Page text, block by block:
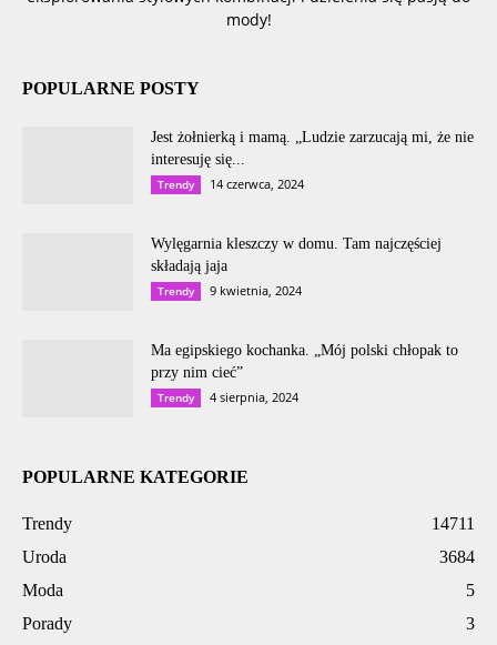
mody!
POPULARNE POSTY
Jest żołnierką i mamą. „Ludzie zarzucają mi, że nie
interesuję się...
Trendy 14 czerwca, 2024
Wylęgarnia kleszczy w domu. Tam najczęściej
składają jaja
Trendy 9 kwietnia, 2024
Ma egipskiego kochanka. „Mój polski chłopak to
przy nim cieć”
Trendy 4 sierpnia, 2024
POPULARNE KATEGORIE
Trendy
14711
Uroda
3684
Moda
5
Porady
3